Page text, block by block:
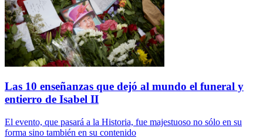
Las 10 enseñanzas que dejó al mundo el funeral y
entierro de Isabel II
El evento, que pasará a la Historia, fue majestuoso no sólo en su
forma sino también en su contenido